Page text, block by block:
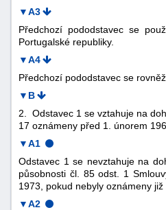
▼A3
Předchozí pododstavec se
Portugalské republiky.
▼A4
Předchozí pododstavec se
▼B
2. Odstavec 1 se vztahuje na
17 oznámeny před 1. únorem
▼A1
Odstavec 1 se nevztahuje na
působnosti čl. 85 odst. 1
1973, pokud nebyly oznámeny již
▼A2